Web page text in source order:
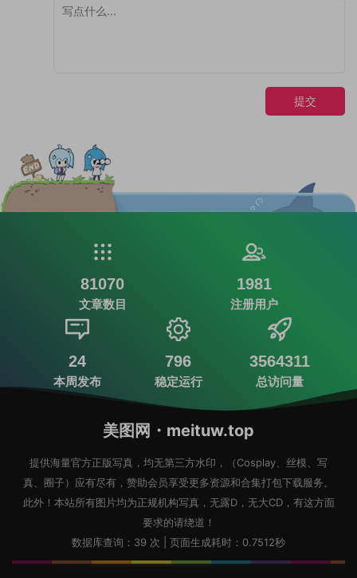
提交
81070
文章数目
1981
注册用户
24
本周发布
796
稳定运行
3564311
总访问量
美图网・meituw.top
提供海量官方正版写真，均无第三方水印，（Cosplay、丝模、写
真、圈子）应有尽有，赞助会员享受更多资源和合集打包下载服务。
此外！本站所有图片均为正规机构写真，无露D，无大CD，有这方面
要求的请绕道！
数据库查询：39 次 | 页面生成耗时：0.7512秒